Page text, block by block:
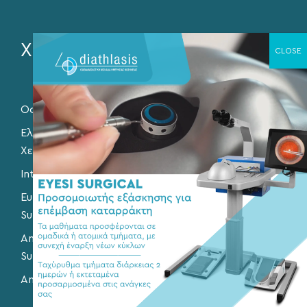
Χρήσιμοι σύνδεσμοι
Οφθαλμολογική Εταιρεία Βορείου Ελλάδος
Ελληνική Εταιρεία Ενδοφακών και Διαθλαστικής
Χειρουργικής
International Society of Refractive Surgery
European Society of Cataract and Refractive
Surgery
American Society of Cataract and Refractive
Surgery
American Academy of Ophthalmology